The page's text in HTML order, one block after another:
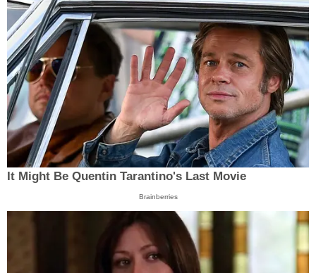
It Might Be Quentin Tarantino's Last Movie
Brainberries